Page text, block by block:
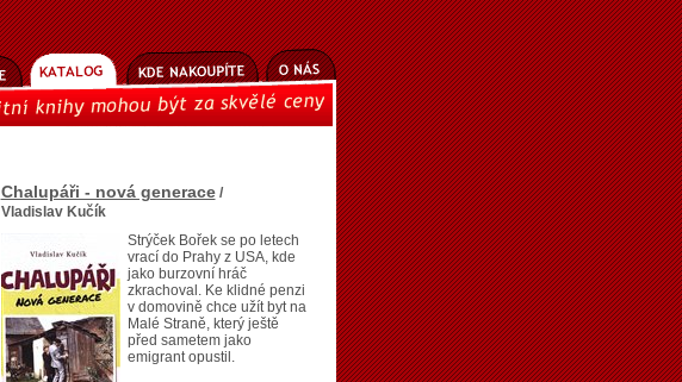
Chalupáři - nová generace/
Vladislav Kučík
Strýček Bořek se po letech
vrací do Prahy z USA, kde
jako burzovní hráč
zkrachoval. Ke klidné penzi
v domovině chce užít byt na
Malé Straně, který ještě
před sametem jako
emigrant opustil.